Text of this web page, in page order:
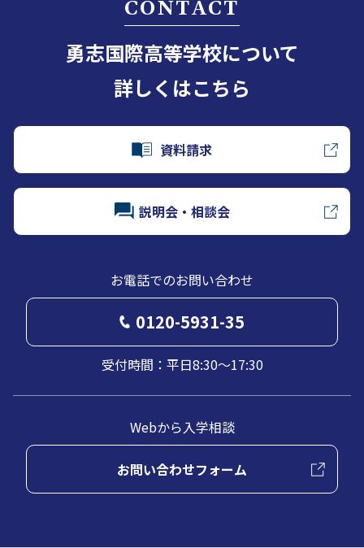
CONTACT
勇志国際高等学校について
詳しくはこちら
資料請求
説明会・相談会
お電話でのお問い合わせ
0120-5931-35
受付時間：平日8:30～17:30
Webから入学相談
お問い合わせフォーム